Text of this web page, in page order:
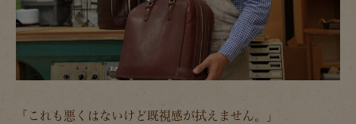
「これも悪くはないけど既視感が拭えません。」